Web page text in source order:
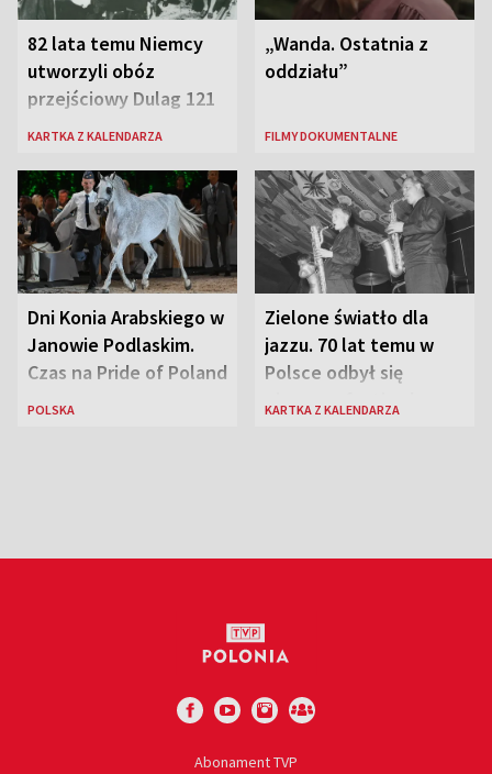
82 lata temu Niemcy
utworzyli obóz
przejściowy Dulag 121
KARTKA Z KALENDARZA
„Wanda. Ostatnia z
oddziału”
FILMY DOKUMENTALNE
Dni Konia Arabskiego w
Janowie Podlaskim.
Czas na Pride of Poland
POLSKA
Zielone światło dla
jazzu. 70 lat temu w
Polsce odbył się
pierwszy festiwal
KARTKA Z KALENDARZA
Abonament TVP